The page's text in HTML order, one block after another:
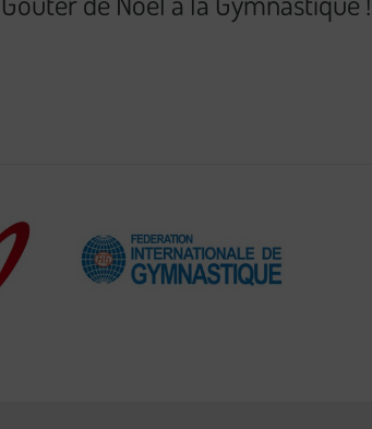
de
Gymnastique